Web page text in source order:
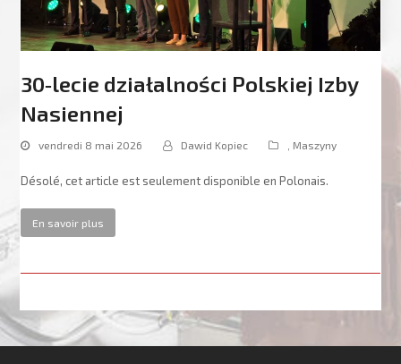
30‑lecie działalności Polskiej Izby
Nasiennej
vendredi 8 mai 2026 Dawid Kopiec Maszyny
Désolé, cet article est seulement disponible en Polonais.
En savoir plus